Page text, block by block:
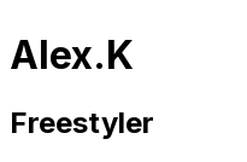
Alex.K
Freestyler